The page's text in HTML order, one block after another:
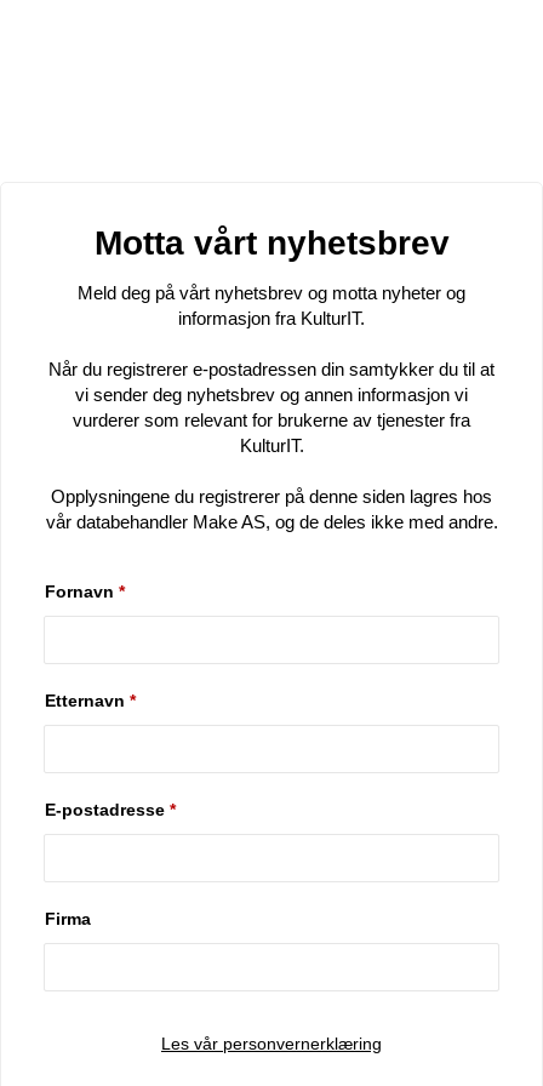
Motta vårt nyhetsbrev
Meld deg på vårt nyhetsbrev og motta nyheter og
informasjon fra KulturIT.
Når du registrerer e-postadressen din samtykker du til at
vi sender deg nyhetsbrev og annen informasjon vi
vurderer som relevant for brukerne av tjenester fra
KulturIT.
Opplysningene du registrerer på denne siden lagres hos
vår databehandler Make AS, og de deles ikke med andre.
Fornavn *
Etternavn *
E-postadresse *
Firma
Les vår personvernerklæring